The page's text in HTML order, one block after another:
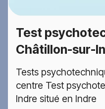
Test
Châtillon-sur-
Tests
centre Test
Indre situé en Indre